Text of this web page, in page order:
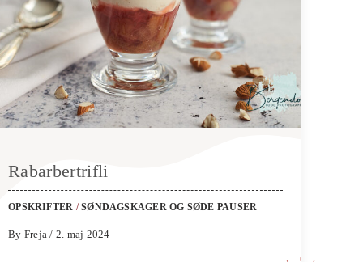
Rabarbertrifli
OPSKRIFTER /SØNDAGSKAGER OG SØDE PAUSER
By Freja / 2. maj 2024